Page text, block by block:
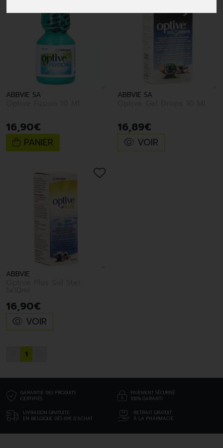
ABBVIE SA
16,90€
PANIER
ABBVIE SA
16,89€
VOIR
ABBVIE
16,90€
VOIR
1
GARANTIE DES PRODUITS
CERTIFIÉS
PAIEMENT SÉCURISÉ
100% GARANTI
LIVRAISON GRATUITE
EN BELGIQUE DÈS 69€ D’ACHAT
RETRAIT GRATUIT
À LA PHARMACIE